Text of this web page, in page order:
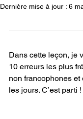
Dernière mise à jour : 6
Dans cette leçon, je
10 erreurs les plus
non francophones
les jours. C’est parti !